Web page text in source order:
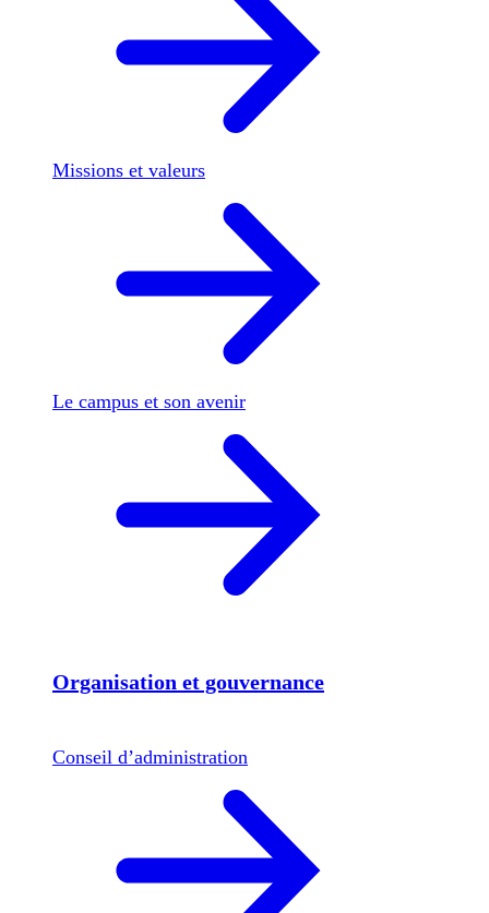
Missions et valeurs
Le campus et son avenir
Organisation et gouvernance
Conseil d’administration